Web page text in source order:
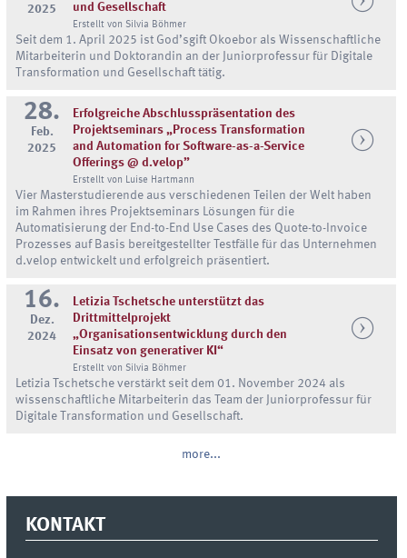
2025
und Gesellschaft
Erstellt von Silvia Böhmer
Seit dem 1. April 2025 ist God’sgift Okoebor als Wissenschaftliche
Mitarbeiterin und Doktorandin an der Juniorprofessur für Digitale
Transformation und Gesellschaft tätig.
28.
Feb.
2025
Erfolgreiche Abschlusspräsentation des
Projektseminars „Process Transformation
and Automation for Software-as-a-Service
Offerings @ d.velop”
Erstellt von Luise Hartmann
Vier Masterstudierende aus verschiedenen Teilen der Welt haben
im Rahmen ihres Projektseminars Lösungen für die
Automatisierung der End-to-End Use Cases des Quote-to-Invoice
Prozesses auf Basis bereitgestellter Testfälle für das Unternehmen
d.velop entwickelt und erfolgreich präsentiert.
16.
Dez.
2024
Letizia Tschetsche unterstützt das
Drittmittelprojekt
„Organisationsentwicklung durch den
Einsatz von generativer KI“
Erstellt von Silvia Böhmer
Letizia Tschetsche verstärkt seit dem 01. November 2024 als
wissenschaftliche Mitarbeiterin das Team der Juniorprofessur für
Digitale Transformation und Gesellschaft.
more...
KONTAKT